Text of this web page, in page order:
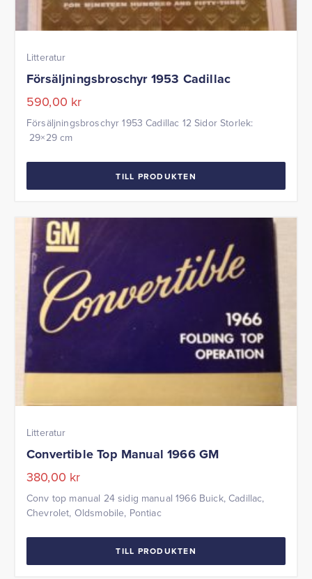
Litteratur
Försäljningsbroschyr 1953 Cadillac
590,00 kr
Försäljningsbroschyr 1953 Cadillac 12 Sidor Storlek:
29×29 cm
TILL PRODUKTEN
Litteratur
Convertible Top Manual 1966 GM
380,00 kr
Conv top manual 24 sidig manual 1966 Buick, Cadillac,
Chevrolet, Oldsmobile, Pontiac
TILL PRODUKTEN